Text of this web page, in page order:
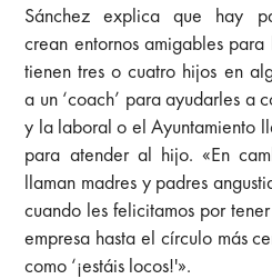
Sánchez explica que hay
crean entornos amigables
tienen tres o cuatro hijos en
a un ‘coach’ para ayudarles a
y la laboral o el Ayuntamiento
para atender al hijo. «En
llaman madres y padres
cuando les felicitamos por
empresa hasta el círculo más
como ‘¡estáis locos!'».